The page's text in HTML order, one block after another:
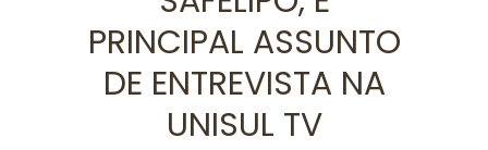
PRINCIPAL ASSUNTO
DE ENTREVISTA NA
UNISUL TV